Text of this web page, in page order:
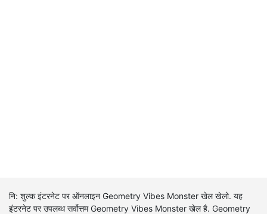
नि: शुल्क इंटरनेट पर ऑनलाइन Geometry Vibes Monster खेल खेलो. यह
इंटरनेट पर उपलब्ध सर्वोत्तम Geometry Vibes Monster खेल है. Geometry